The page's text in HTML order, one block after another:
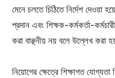
মেনে চলতে চিঠিতে নির্দেশ দেওয়া
প্রদান এবং শিক্ষক-কর্মকর্তা-
করা বাঞ্ছনীয় নয় বলে উল্লেখ করা
নিয়োগের ক্ষেত্রে শিক্ষাগত